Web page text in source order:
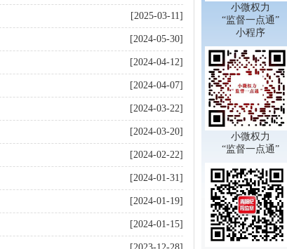
[2025-03-11]
[2024-05-30]
[2024-04-12]
[2024-04-07]
[2024-03-22]
[2024-03-20]
[2024-02-22]
[2024-01-31]
[2024-01-19]
[2024-01-15]
小微权力
“监督一点通”
小程序
小微权力
“监督一点通”